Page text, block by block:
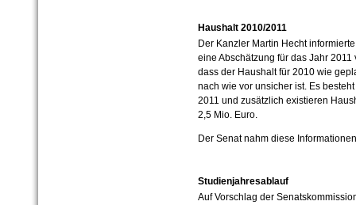
Haushalt 2010/2011
Der Kanzler Martin Hecht
eine Abschätzung für das Jahr
dass der Haushalt für 2010 wie
nach wie vor unsicher ist. Es
2011 und zusätzlich existieren
2,5 Mio. Euro.
Der Senat nahm diese
Studienjahresablauf
Auf Vorschlag der